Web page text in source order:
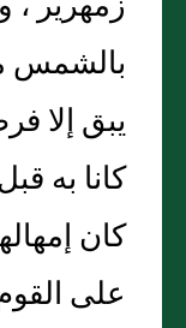
بالشمس
يبق إلا
كانا به
كان
على